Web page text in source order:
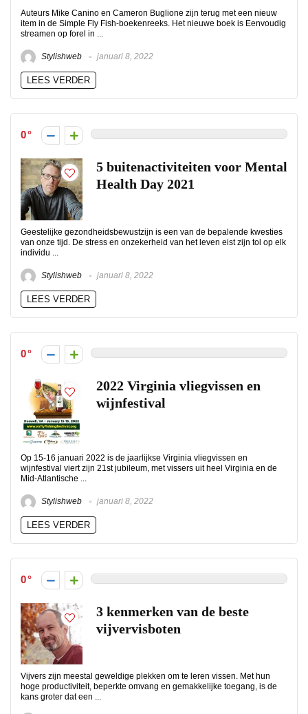
Auteurs Mike Canino en Cameron Buglione zijn terug met een nieuw
item in de Simple Fly Fish-boekenreeks. Het nieuwe boek is Eenvoudig
streamen op forel in ...
Stylishweb januari 8, 2022
LEES VERDER
0
5 buitenactiviteiten voor Mental
Health Day 2021
Geestelijke gezondheidsbewustzijn is een van de bepalende kwesties
van onze tijd. De stress en onzekerheid van het leven eist zijn tol op elk
individu ...
Stylishweb januari 8, 2022
LEES VERDER
0
2022 Virginia vliegvissen en
wijnfestival
Op 15-16 januari 2022 is de jaarlijkse Virginia vliegvissen en
wijnfestival viert zijn 21st jubileum, met vissers uit heel Virginia en de
Mid-Atlantische ...
Stylishweb januari 8, 2022
LEES VERDER
0
3 kenmerken van de beste
vijvervisboten
Vijvers zijn meestal geweldige plekken om te leren vissen. Met hun
hoge productiviteit, beperkte omvang en gemakkelijke toegang, is de
kans groter dat een ...